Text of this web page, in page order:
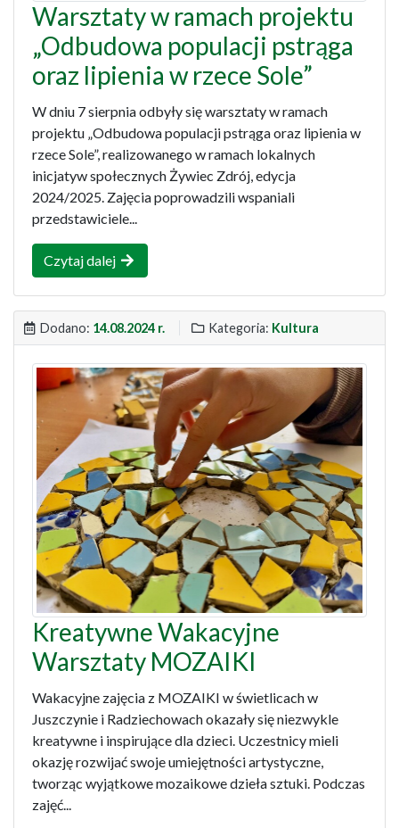
Warsztaty w ramach projektu
„Odbudowa populacji pstrąga
oraz lipienia w rzece Sole”
W dniu 7 sierpnia odbyły się warsztaty w ramach
projektu „Odbudowa populacji pstrąga oraz lipienia w
rzece Sole”, realizowanego w ramach lokalnych
inicjatyw społecznych Żywiec Zdrój, edycja
2024/2025. Zajęcia poprowadzili wspaniali
przedstawiciele...
Czytaj dalej
Dodano: 14.08.2024 r. Kategoria: Kultura
Kreatywne Wakacyjne
Warsztaty MOZAIKI
Wakacyjne zajęcia z MOZAIKI w świetlicach w
Juszczynie i Radziechowach okazały się niezwykle
kreatywne i inspirujące dla dzieci. Uczestnicy mieli
okazję rozwijać swoje umiejętności artystyczne,
tworząc wyjątkowe mozaikowe dzieła sztuki. Podczas
zajęć...